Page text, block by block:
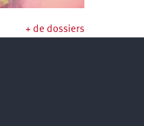
+ de dossiers